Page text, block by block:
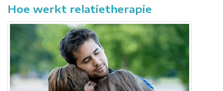
Hoe werkt relatietherapie